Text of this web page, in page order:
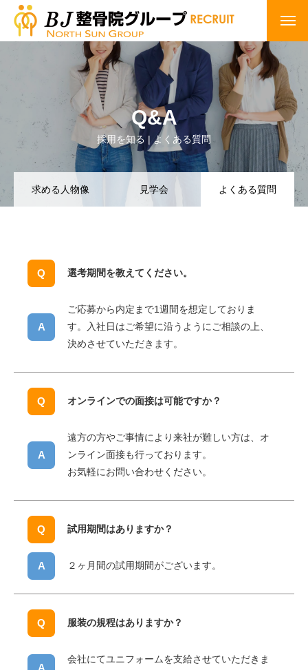
INTRODUCTION BJグループの紹介
Q&A
採用を知る | よくある質問
求める人物像 見学会 よくある質問
選考期間を教えてください。
ご応募から内定まで1週間を想定しておりま
す。入社日はご希望に沿うようにご相談の上、
決めさせていただきます。
オンラインでの面接は可能ですか？
遠方の方やご事情により来社が難しい方は、オ
ンライン面接も行っております。
お気軽にお問い合わせください。
試用期間はありますか？
２ヶ月間の試用期間がございます。
服装の規程はありますか？
会社にてユニフォームを支給させていただきま